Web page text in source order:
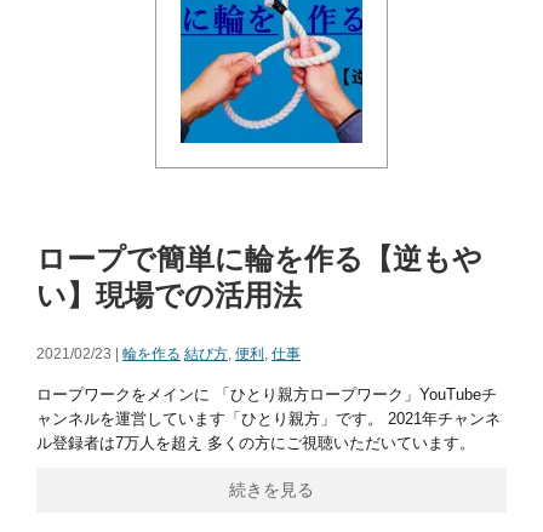
ロープで簡単に輪を作る【逆もや
い】現場での活用法
2021/02/23 | 輪を作る 結び方, 便利 , 仕事
ロープワークをメインに 「ひとり親方ロープワーク」YouTubeチ
ャンネルを運営しています「ひとり親方」です。 2021年チャンネ
ル登録者は7万人を超え 多くの方にご視聴いただいています。
続きを見る